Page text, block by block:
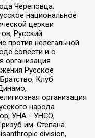
Череповца,
национальное
церкви
Русский
против нелегальной
совести и о
организация
Русское
Клуб
организация
народа
УНА - УНСО,
им. Степана
division,